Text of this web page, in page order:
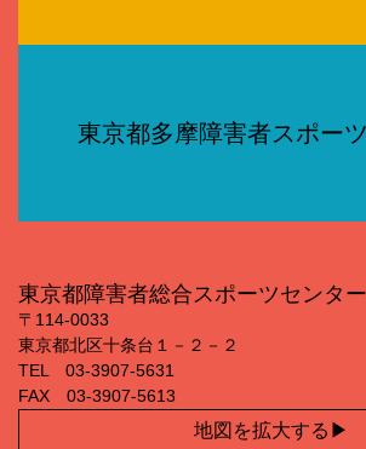
東京都多摩障害者スポー
東京都障害者総合スポーツセンター
〒114‐0033
東京都北区十条台１－２－２
TEL 03‐3907‐5631
FAX 03‐3907‐5613
地図を拡大する